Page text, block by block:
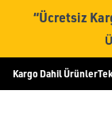
“Ücretsiz
Kargo Dahil Ürünler